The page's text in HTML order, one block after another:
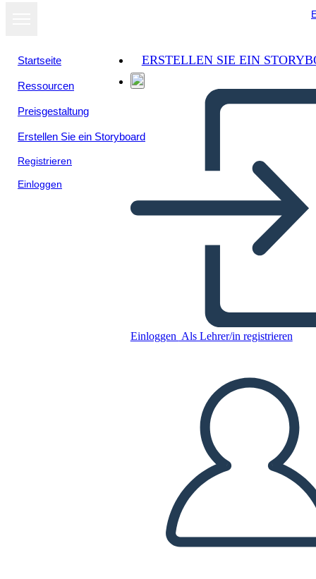
Startseite
Ressourcen
Preisgestaltung
Erstellen Sie ein Storyboard
Registrieren
Einloggen
ERSTELLEN SIE EIN
Einloggen Als Lehrer/in registrieren
Kopieren Sie dieses Storyboard
DIASHOW ABSPIELEN
LIES MIR VOR
Als Diashow
ansehen